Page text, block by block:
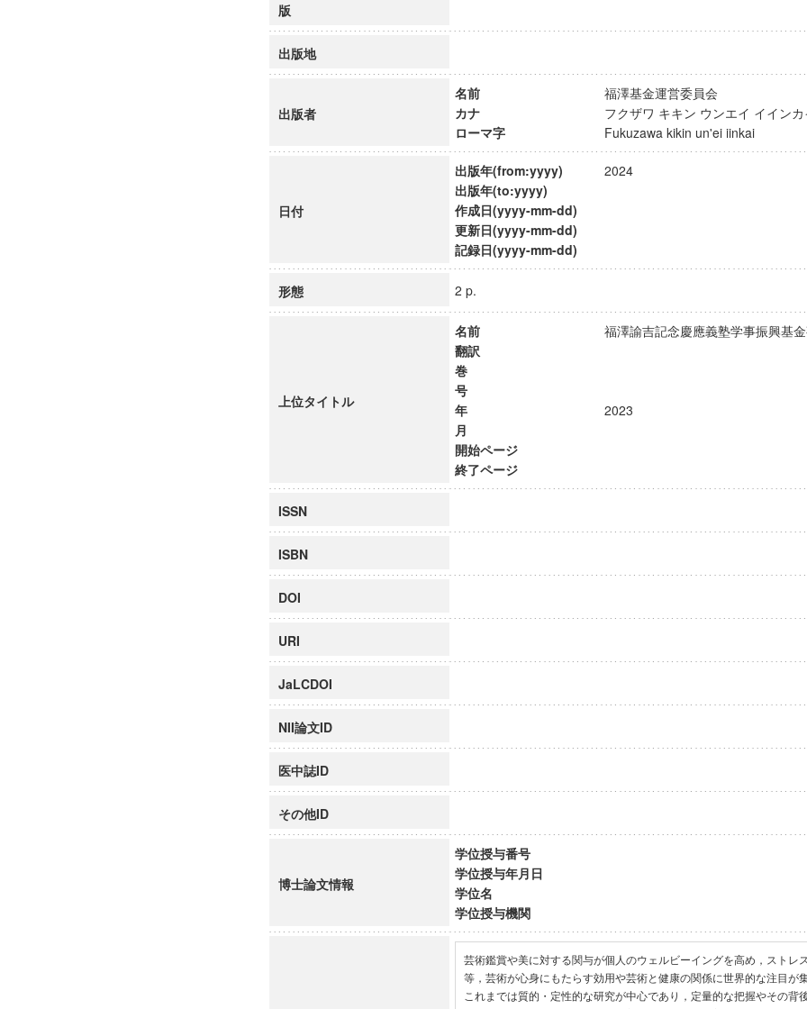
グローバルリサーチインスティテュート
慶應義塾大学グローバルCOEプログラム市民社会ガバナンス教育研究センター
慶應義塾大学グローバルCOEプログラム論理と感性の先端的教育研究拠点
版
出版地
出版者
名前
福澤基金運営委員会
カナ
フクザワ キキン ウンエイ イイ
ローマ字
Fukuzawa kikin un'ei iinkai
日付
出版年(from:yyyy)
2024
出版年(to:yyyy)
作成日(yyyy-mm-dd)
更新日(yyyy-mm-dd)
記録日(yyyy-mm-dd)
形態 2 p.
上位タイトル
名前
福澤諭吉記念慶應義塾学事振興
翻訳
巻
号
年
2023
月
開始ページ
終了ページ
ISSN
ISBN
DOI
URI
JaLCDOI
NII論文ID
医中誌ID
その他ID
博士論文情報
学位授与番号
学位授与年月日
学位名
学位授与機関
芸術鑑賞や美に対する関与が個人のウェルビーイングを高め，ストレ
等，芸術が心身にもたらす効用や芸術と健康の関係に世界的な注目が
これまでは質的・定性的な研究が中心であり，定量的な把握やその背